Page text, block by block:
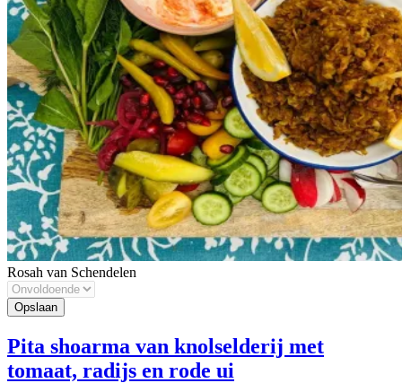
Rosah van Schendelen
Pita shoarma van knolselderij met
tomaat, radijs en rode ui